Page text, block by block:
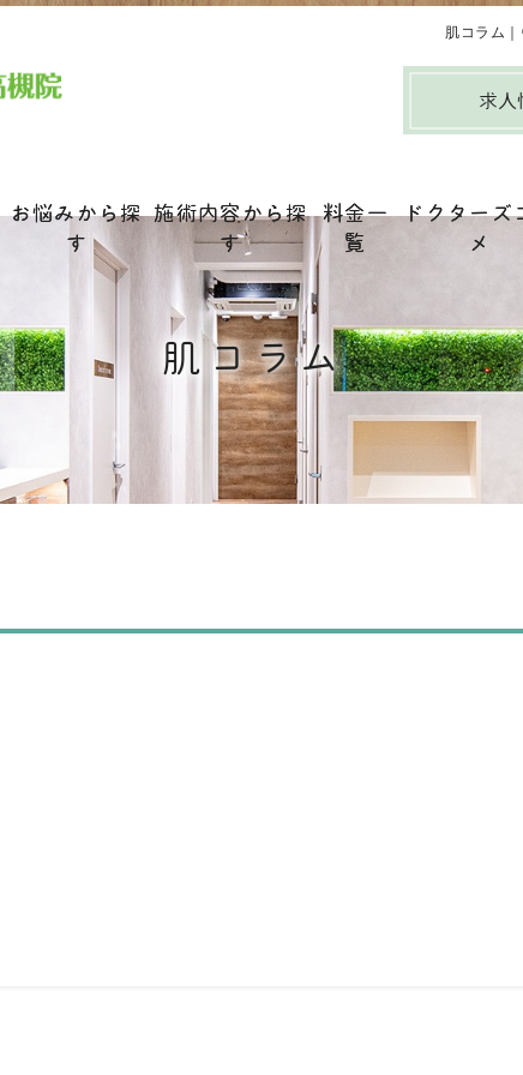
肌コラム
求人
お悩みから探
す
施術内容から探
す
料金一
覧
ドクターズ
メ
肌コラム